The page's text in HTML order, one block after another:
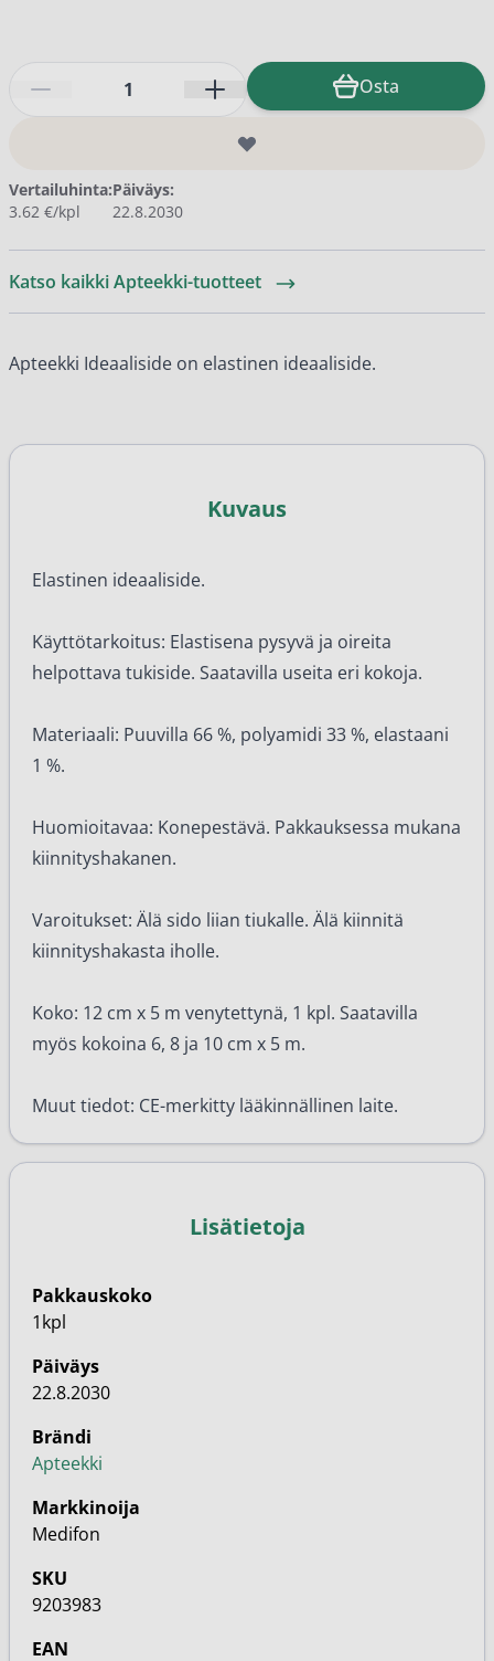
Osta
Vertailuhinta:
3.62 €/kpl
Päiväys:
22.8.2030
Katso kaikki Apteekki-tuotteet
Apteekki Ideaaliside on elastinen ideaaliside.
Kuvaus
Elastinen ideaaliside.
Käyttötarkoitus: Elastisena pysyvä ja oireita
helpottava tukiside. Saatavilla useita eri kokoja.
Materiaali: Puuvilla 66 %, polyamidi 33 %, elastaani
1 %.
Huomioitavaa: Konepestävä. Pakkauksessa mukana
kiinnityshakanen.
Varoitukset: Älä sido liian tiukalle. Älä kiinnitä
kiinnityshakasta iholle.
Koko: 12 cm x 5 m venytettynä, 1 kpl. Saatavilla
myös kokoina 6, 8 ja 10 cm x 5 m.
Muut tiedot: CE-merkitty lääkinnällinen laite.
Lisätietoja
Pakkauskoko
1kpl
Päiväys
22.8.2030
Brändi
Apteekki
Markkinoija
Medifon
SKU
9203983
EAN